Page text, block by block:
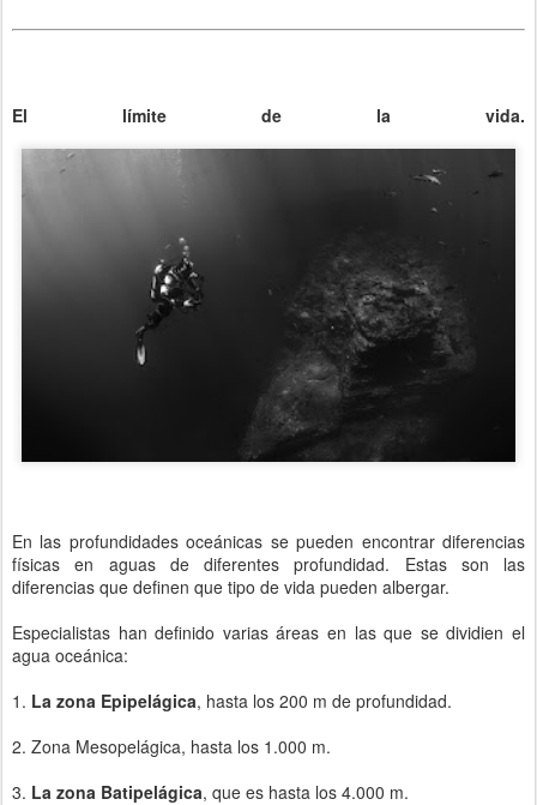
El límite de la vida.
En las profundidades oceánicas se pueden encontrar diferencias
físicas en aguas de diferentes profundidad. Estas son las
diferencias que definen que tipo de vida pueden albergar.
Especialistas han definido varias áreas en las que se dividien el
agua oceánica:
1. La zona Epipelágica, hasta los 200 m de profundidad.
2. Zona Mesopelágica, hasta los 1.000 m.
3. La zona Batipelágica, que es hasta los 4.000 m.